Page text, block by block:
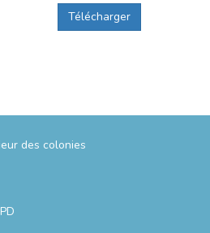
Télécharger
des colonies